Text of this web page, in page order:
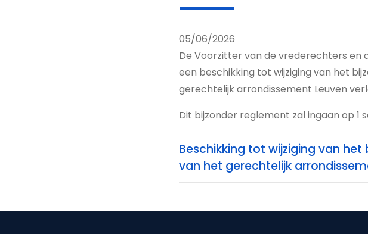
05/06/2026
De Voorzitter van de vrederechters en
een beschikking tot wijziging van het
gerechtelijk arrondissement Leuven
Dit bijzonder reglement zal ingaan op 1
Beschikking tot wijziging van
van het gerechtelijk